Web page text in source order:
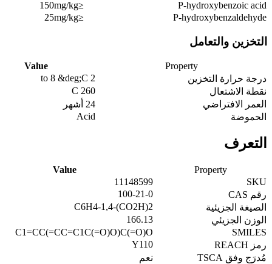
P-hydroxybenzoic acid
≤150mg/kg
P-hydroxybenzaldehyde
≤25mg/kg
التخزين والتعامل
Property
Value
درجة حرارة التخزين
2 to 8 &deg;C
نقطة الاشتعال
260 C
العمر الافتراضي
24 أشهر
الحموضة
Acid
التعرف
Property
Value
SKU
11148599
رقم CAS
100-21-0
الصيغة الجزيئية
C6H4-1,4-(CO2H)2
الوزن الجزيئي
166.13
SMILES
C1=CC(=CC=C1C(=O)O)C(=O)O
رمز REACH
Y110
مُدرَج وفق TSCA
نعم